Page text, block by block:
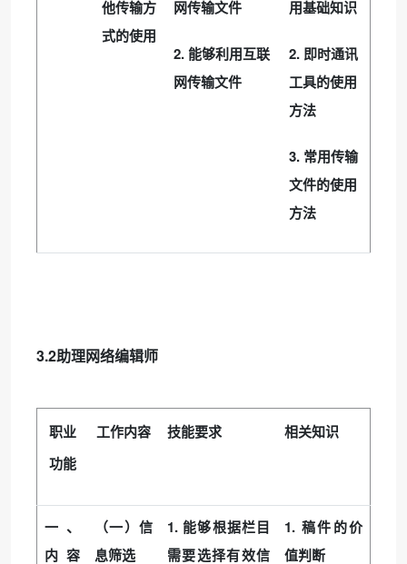
他传输方
式的使用
网传输文件
2. 能够利用互联
网传输文件
用基础知识
2. 即时通讯
工具的使用
方法
3. 常用传输
文件的使用
方法
3.2助理网络编辑师
职业
功能
工作内容 技能要求 相关知识
一、
内容
（一） 信
息筛选
1.能够根据栏目
需要选择有效信
1. 稿件的价
值判断